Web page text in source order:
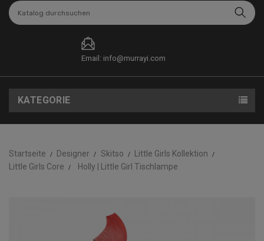
Email: info@murrayi.com
KATEGORIE
Startseite Designer Skitso
Little Girls Kollektion
Little Girls Core
Holly | Little Girl Tischlampe